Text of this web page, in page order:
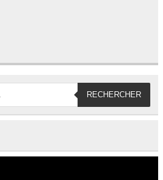
RECHERCHER